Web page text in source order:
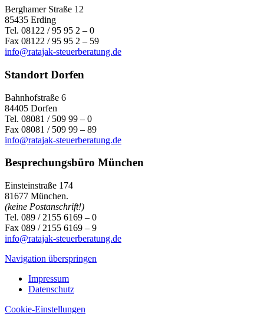
Berghamer Straße 12
85435 Erding
Tel. 08122 / 95 95 2 – 0
Fax 08122 / 95 95 2 – 59
info@ratajak-steuerberatung.de
Standort Dorfen
Bahnhofstraße 6
84405 Dorfen
Tel. 08081 / 509 99 – 0
Fax 08081 / 509 99 – 89
info@ratajak-steuerberatung.de
Besprechungsbüro München
Einsteinstraße 174
81677 München.
(keine Postanschrift!)
Tel. 089 / 2155 6169 – 0
Fax 089 / 2155 6169 – 9
info@ratajak-steuerberatung.de
Navigation überspringen
Impressum
Datenschutz
Cookie-Einstellungen